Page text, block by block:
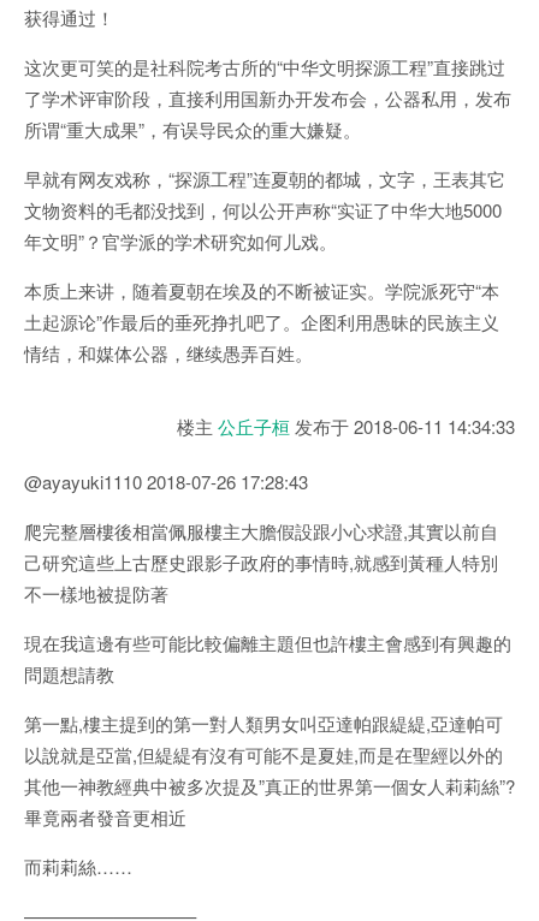
获得通过！
这次更可笑的是社科院考古所的“中华文明探源工程”直接跳过
了学术评审阶段，直接利用国新办开发布会，公器私用，发布
所谓“重大成果”，有误导民众的重大嫌疑。
早就有网友戏称，“探源工程”连夏朝的都城，文字，王表其它
文物资料的毛都没找到，何以公开声称“实证了中华大地5000
年文明”？官学派的学术研究如何儿戏。
本质上来讲，随着夏朝在埃及的不断被证实。学院派死守“本
土起源论”作最后的垂死挣扎吧了。企图利用愚昧的民族主义
情结，和媒体公器，继续愚弄百姓。
楼主 公丘子桓 发布于2018-06-11 14:34:33
@ayayuki1110 2018-07-26 17:28:43
爬完整層樓後相當佩服樓主大膽假設跟小心求證,其實以前自
己研究這些上古歷史跟影子政府的事情時,就感到黃種人特別
不一樣地被提防著
現在我這邊有些可能比較偏離主題但也許樓主會感到有興趣的
問題想請教
第一點,樓主提到的第一對人類男女叫亞達帕跟緹緹,亞達帕可
以說就是亞當,但緹緹有沒有可能不是夏娃,而是在聖經以外的
其他一神教經典中被多次提及”真正的世界第一個女人莉莉絲”?
畢竟兩者發音更相近
而莉莉絲……
—————————–